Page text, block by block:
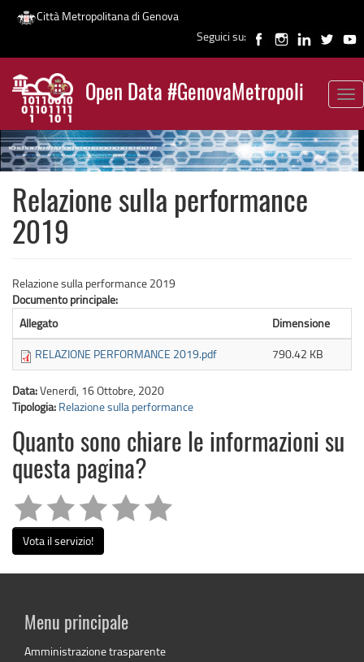
Salta
contenuto
principale
Città Metropolitana di Genova
Seguici su:
Open Data #GenovaMetropoli
News
Relazione sulla performance
2019
Relazione sulla performance 2019
Documento principale:
Allegato
Dimensione
RELAZIONE PERFORMANCE 2019.pdf
790.42 KB
Data:Venerdì, 16 Ottobre, 2020
Tipologia: Relazione sulla performance
Quanto sono chiare le informazioni su
questa pagina?
Vota il servizio!
Menu principale
Amministrazione trasparente